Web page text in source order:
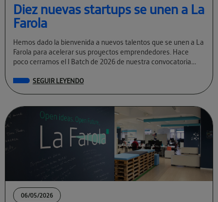
Diez nuevas startups se unen a La
Farola
Hemos dado la bienvenida a nuevos talentos que se unen a La
Farola para acelerar sus proyectos emprendedores. Hace
poco cerramos el I Batch de 2026 de nuestra convocatoria
SEGUIR LEYENDO
06/05/2026